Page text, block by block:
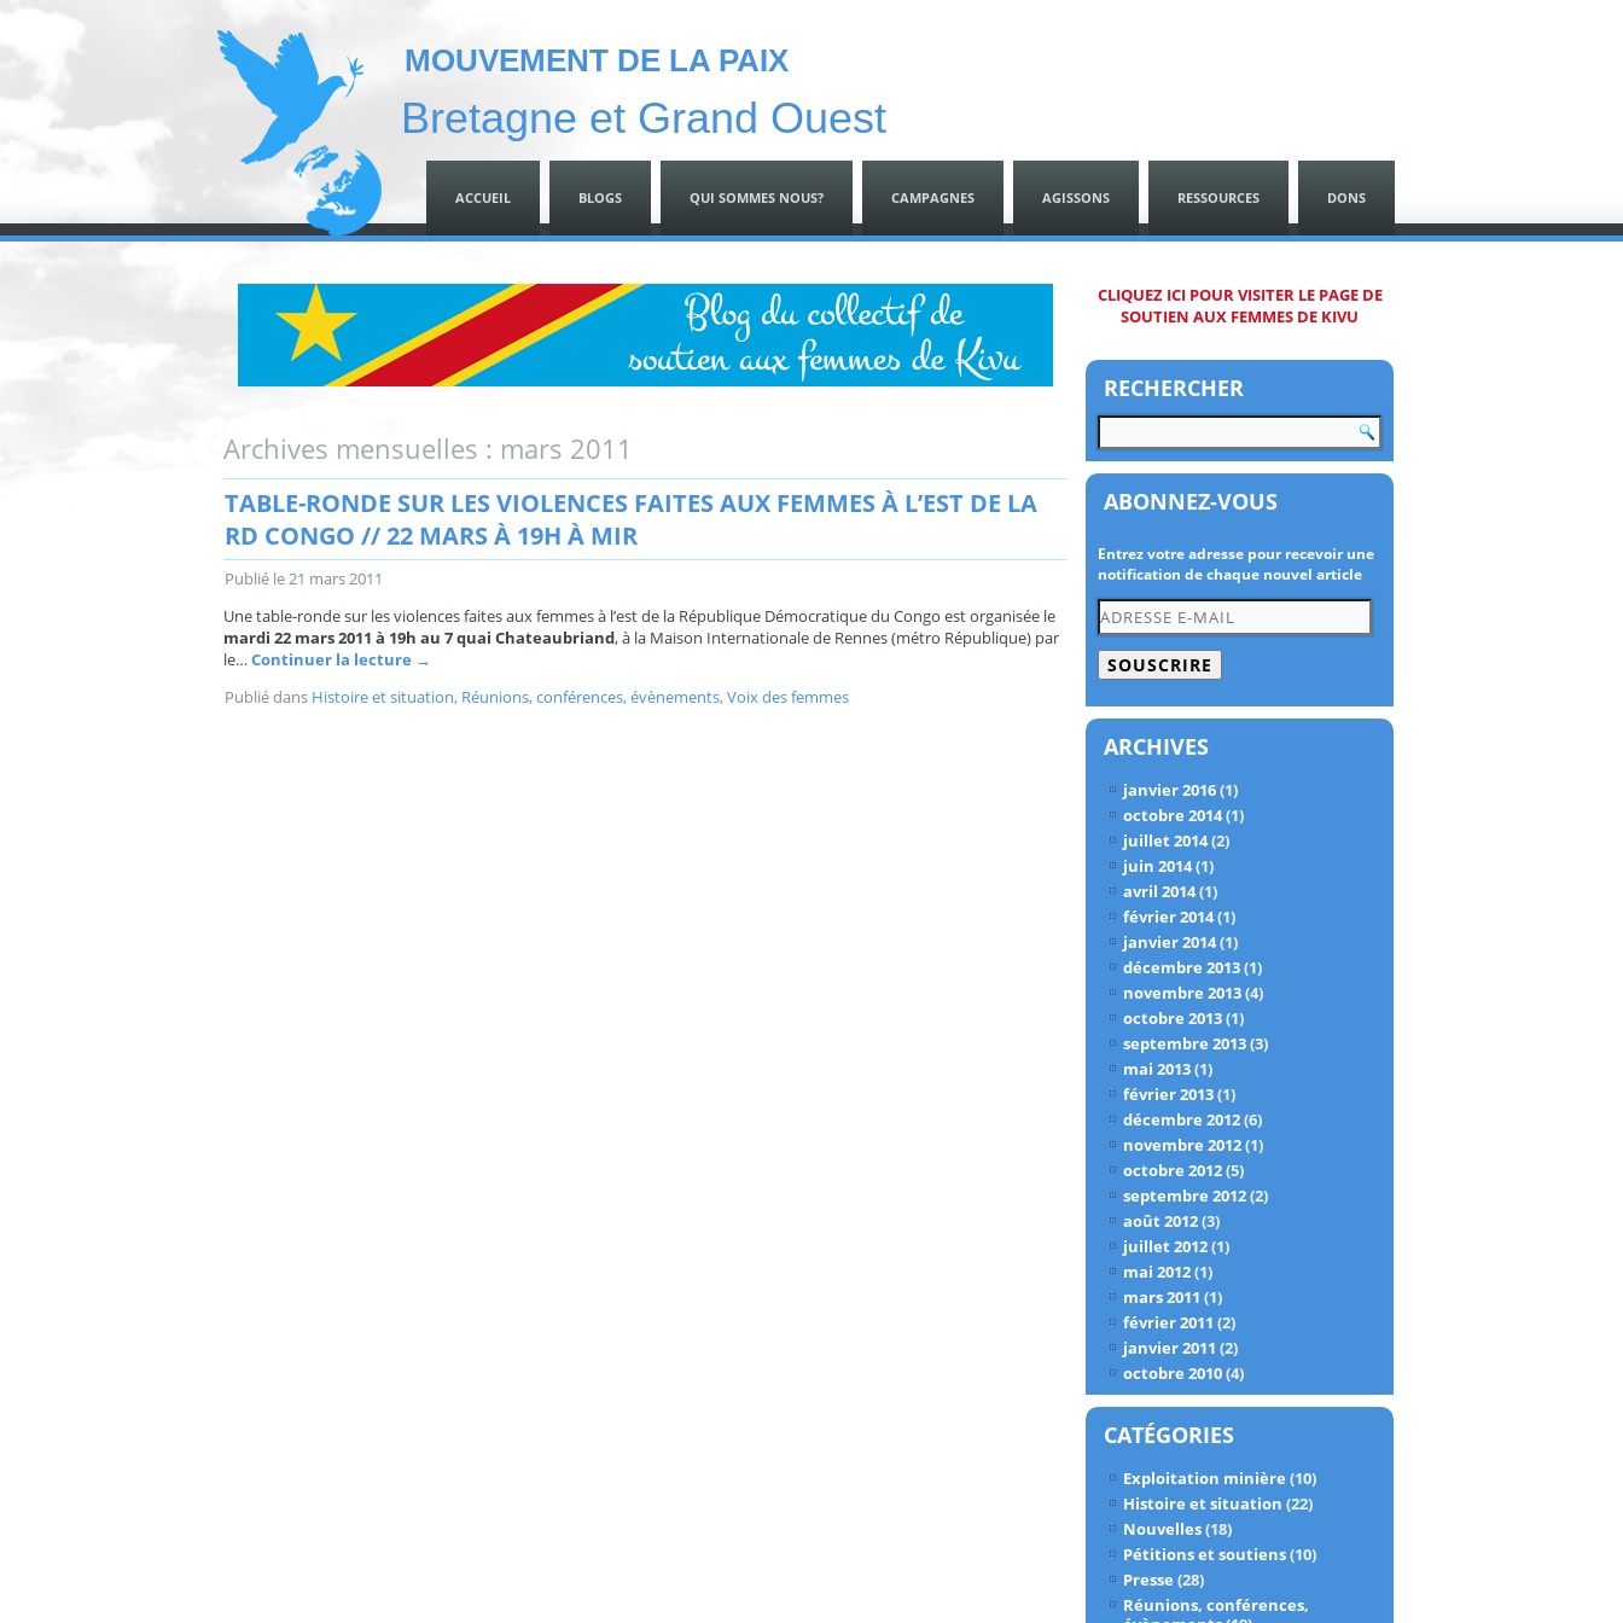
MOUVEMENT DE LA PAIX
Bretagne et Grand Ouest
ACCUEIL BLOGS QUI SOMMES NOUS? CAMPAGNES AGISSONS RESSOURCES DONS
Archives mensuelles : mars 2011
TABLE-RONDE SUR LES VIOLENCES FAITES AUX FEMMES À L’EST DE LA
RD CONGO // 22 MARS À 19H À MIR
Publié le21 mars 2011
Une table-ronde sur les violences faites aux femmes à l’est de la République Démocratique du Congo est organisée le
mardi 22 mars 2011 à 19h au 7 quai Chateaubriand, à la Maison Internationale de Rennes (métro République) par
le… Continuer la lecture →
Publié dans Histoire et situation, Réunions, conférences, évènements, Voix des femmes
CLIQUEZ ICI POUR VISITER LE PAGE DE
SOUTIEN AUX FEMMES DE KIVU
RECHERCHER
ABONNEZ-VOUS
Entrez votre adresse pour recevoir une
notification de chaque nouvel article
Adresse
e-
mail
ARCHIVES
janvier 2016(1)
octobre 2014(1)
juillet 2014(2)
juin 2014(1)
avril 2014(1)
février 2014(1)
janvier 2014(1)
décembre 2013(1)
novembre 2013(4)
octobre 2013(1)
septembre 2013(3)
mai 2013(1)
février 2013(1)
décembre 2012(6)
novembre 2012(1)
octobre 2012(5)
septembre 2012(2)
août 2012(3)
juillet 2012(1)
mai 2012(1)
mars 2011 (1)
février 2011 (2)
janvier 2011 (2)
octobre 2010(4)
CATÉGORIES
Exploitation minière (10)
Histoire et situation (22)
Nouvelles(18)
Pétitions et soutiens(10)
Presse (28)
Réunions, conférences,